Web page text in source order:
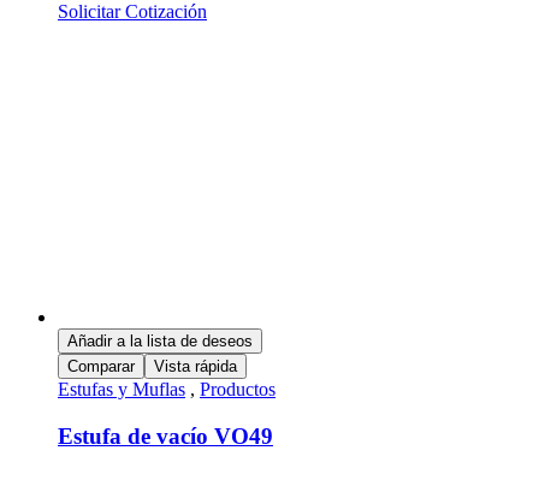
Solicitar Cotización
Añadir a la lista de deseos
Comparar
Vista rápida
Estufas y Muflas , Productos
Estufa de vacío VO49